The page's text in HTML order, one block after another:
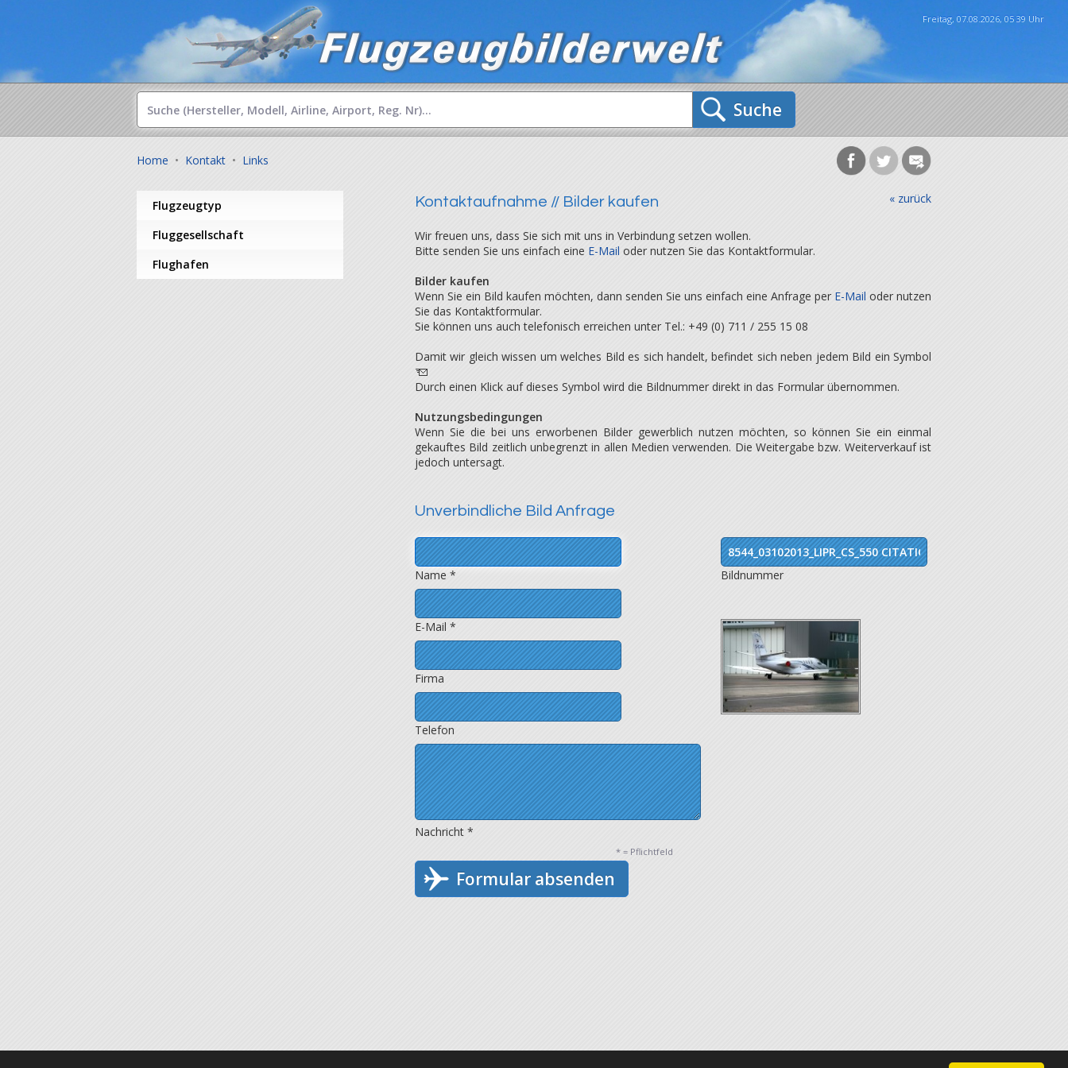
Suche
Home • Kontakt • Links
Flugzeugtyp
Fluggesellschaft
Flughafen
« zurück
Kontaktaufnahme // Bilder kaufen
Wir freuen uns, dass Sie sich mit uns in Verbindung setzen wollen.
Bitte senden Sie uns einfach eine E-Mail oder nutzen Sie das Kontaktformular.
Bilder kaufen
Wenn Sie ein Bild kaufen möchten, dann senden Sie uns einfach eine Anfrage per E-Mail oder nutzen
Sie das Kontaktformular.
Sie können uns auch telefonisch erreichen unter Tel.: +49 (0) 711 / 255 15 08
Damit wir gleich wissen um welches Bild es sich handelt, befindet sich neben jedem Bild ein Symbol
Durch einen Klick auf dieses Symbol wird die Bildnummer direkt in das Formular übernommen.
Nutzungsbedingungen
Wenn Sie die bei uns erworbenen Bilder gewerblich nutzen möchten, so können Sie ein einmal
gekauftes Bild zeitlich unbegrenzt in allen Medien verwenden. Die Weitergabe bzw. Weiterverkauf ist
jedoch untersagt.
Unverbindliche Bild Anfrage
Name *
E-Mail *
Firma
Telefon
Nachricht *
Bildnummer
* = Pflichtfeld
Formular absenden
Freitag, 07.08.2026, 05 39 Uhr